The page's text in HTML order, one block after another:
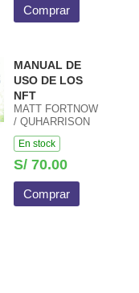
Comprar
MANUAL DE
USO DE LOS
NFT
MATT FORTNOW
/ QUHARRISON
TERRY
En stock
S/ 70.00
Comprar